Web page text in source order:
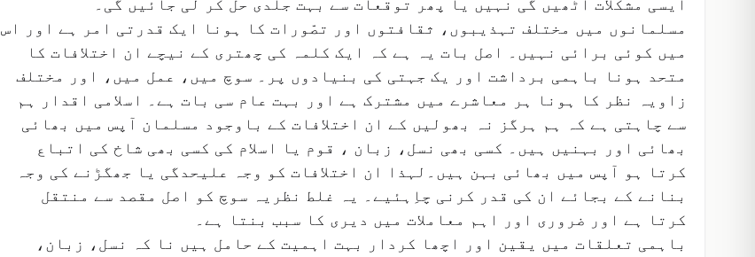
ایسی مشکلات اٹھیں گی نہیں یا پھر توقعات سے بہت جلدی حل کر لی جائیں گی۔
مسلمانوں میں مختلف تہذیبوں، ثقافتوں اور تصّورات کا ہونا ایک قدرتی امر ہے اور اس
میں کوئی برائی نہیں۔ اصل بات یہ ہے کہ ایک کلمہ کی چھتری کے نیچے ان اختلافات کا
متحد ہونا باہمی برداشت اور یک جہتی کی بنیادوں پر۔ سوچ میں، عمل میں، اور مختلف
زاویہ نظر کا ہونا ہر معاشرے میں مشترک ہے اور بہت عام سی بات ہے۔ اسلامی اقدار ہم
سے چاہتی ہے کہ ہم ہرگز نہ بھولیں کے ان اختلافات کے باوجود مسلمان آپس میں بھائی
بھائی اور بہنیں ہیں۔ کسی بھی نسل، زبان ، قوم یا اسلام کی کسی بھی شاخ کی اتباع
کرتا ہو آپس میں بھائی بہن ہیں۔لہذا ان اختلافات کو وجہ علیحدگی یا جھگڑنے کی وجہ
بنانے کے بجائے ان کی قدر کرنی چاِہئیے۔ یہ غلط نظریہ سوچ کو اصل مقصد سے منتقل
کرتا ہے اور ضروری اور اہم معاملات میں دیری کا سبب بنتا ہے۔
باہمی تعلقات میں یقین اور اچھا کردار بہت اہمیت کے حامل ہیں نا کہ نسل، زبان،